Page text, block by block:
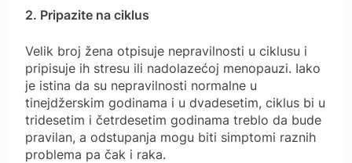
2. Pripazite na ciklus
Velik broj žena otpisuje nepravilnosti u ciklusu i
pripisuje ih stresu ili nadolazećoj menopauzi. Iako
je istina da su nepravilnosti normalne u
tinejdžerskim godinama i u dvadesetim, ciklus bi u
tridesetim i četrdesetim godinama treblo da bude
pravilan, a odstupanja mogu biti simptomi raznih
problema pa čak i raka.